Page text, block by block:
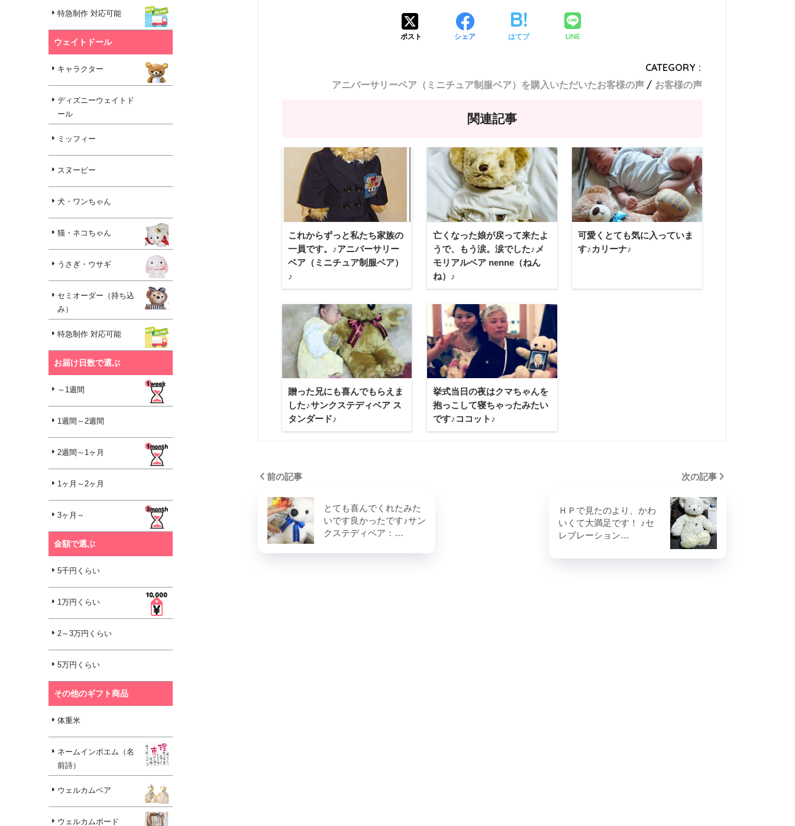
ポスト シェア はてブ LINE
CATEGORY :
アニバーサリーベア（ミニチュア制服ベア）を購入いただいたお客様の声
お客様の声
関連記事
これからずっと私たち家族の
一員です。♪アニバーサリー
ベア（ミニチュア制服ベア）
♪
亡くなった娘が戻って来たよ
うで、もう涙。涙でした♪メ
モリアルベア nenne（ねん
ね）♪
可愛くとても気に入っていま
す♪カリーナ♪
贈った兄にも喜んでもらえま
した♪サンクステディベア ス
タンダード♪
挙式当日の夜はクマちゃんを
抱っこして寝ちゃったみたい
です♪ココット♪
前の記事
とても喜んでくれたみた
いです良かったです♪サン
クステディベア：…
次の記事
ＨＰで見たのより、かわ
いくて大満足です！ ♪セ
レブレーション…
特急制作 対応可能
ウェイトドール
キャラクター
ディズニーウェイトド
ール
ミッフィー
スヌーピー
犬・ワンちゃん
猫・ネコちゃん
うさぎ・ウサギ
セミオーダー（持ち込
み）
特急制作 対応可能
お届け日数で選ぶ
～1週間
1週間～2週間
2週間～1ヶ月
1ヶ月～2ヶ月
3ヶ月～
金額で選ぶ
5千円くらい
1万円くらい
2～3万円くらい
5万円くらい
その他のギフト商品
体重米
ネームインポエム（名
前詩）
ウェルカムベア
ウェルカムボード